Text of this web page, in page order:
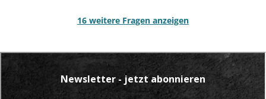
16 weitere Fragen anzeigen